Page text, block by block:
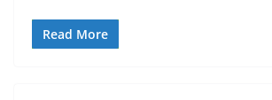
Read More